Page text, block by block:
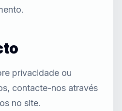
privacidade ou
contacte-nos através
no site.